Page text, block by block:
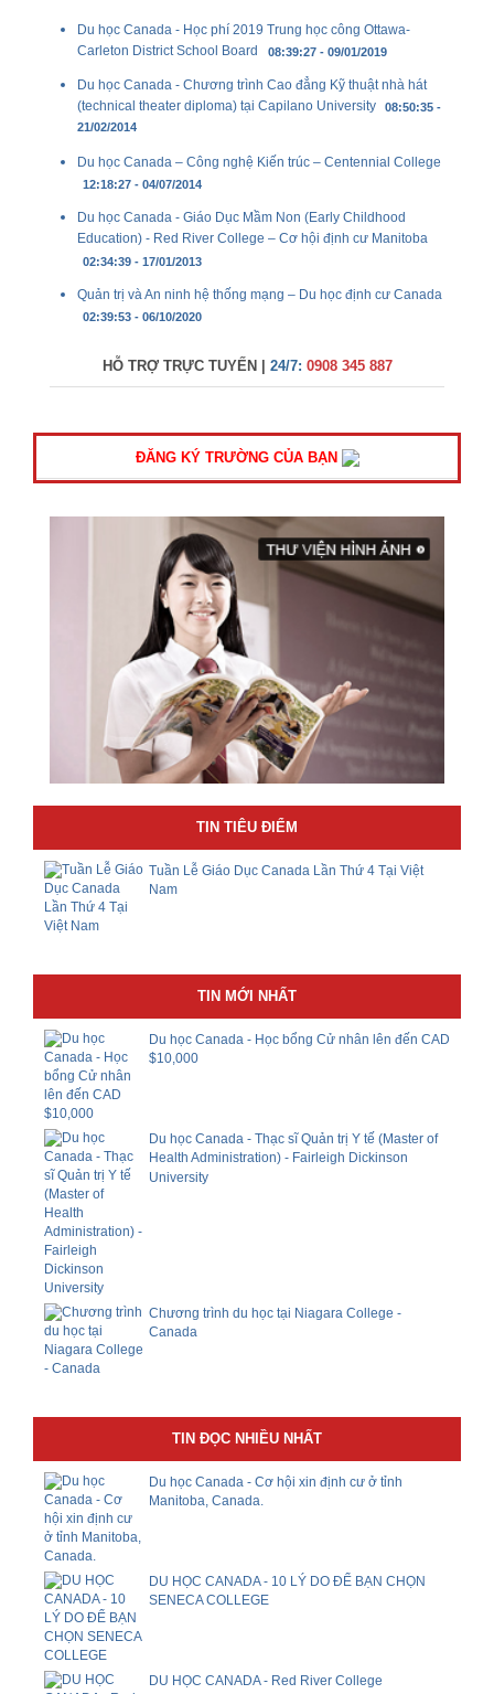
Du học Canada - Học phí 2019 Trung học công Ottawa-
Carleton District School Board 08:39:27 - 09/01/2019
Du học Canada - Chương trình Cao đẳng Kỹ thuật nhà hát
(technical theater diploma) tại Capilano University 08:50:35 -
21/02/2014
Du học Canada – Công nghệ Kiến trúc – Centennial College
12:18:27 - 04/07/2014
Du học Canada - Giáo Dục Mầm Non (Early Childhood
Education) - Red River College – Cơ hội định cư Manitoba
02:34:39 - 17/01/2013
Quản trị và An ninh hệ thống mạng – Du học định cư Canada
02:39:53 - 06/10/2020
HỖ TRỢ TRỰC TUYẾN | 24/7: 0908 345 887
ĐĂNG KÝ TRƯỜNG CỦA BẠN
TIN TIÊU ĐIỂM
Tuần Lễ Giáo Dục Canada Lần Thứ 4 Tại Việt
Nam
TIN MỚI NHẤT
Du học Canada - Học bổng Cử nhân lên đến CAD
$10,000
Du học Canada - Thạc sĩ Quản trị Y tế (Master of
Health Administration) - Fairleigh Dickinson
University
Chương trình du học tại Niagara College -
Canada
TIN ĐỌC NHIỀU NHẤT
Du học Canada - Cơ hội xin định cư ở tỉnh
Manitoba, Canada.
DU HỌC CANADA - 10 LÝ DO ĐỂ BẠN CHỌN
SENECA COLLEGE
DU HỌC CANADA - Red River College